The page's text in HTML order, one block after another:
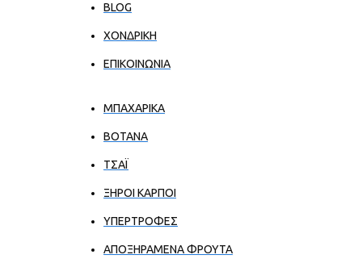
BLOG
ΧΟΝΔΡΙΚΉ
ΕΠΙΚΟΙΝΩΝΊΑ
ΜΠΑΧΑΡΙΚΑ
ΒΟΤΑΝΑ
ΤΣΑΪ
ΞΗΡΟΙ ΚΑΡΠΟΙ
ΥΠΕΡΤΡΟΦΕΣ
ΑΠΟΞΗΡΑΜΕΝΑ ΦΡΟΥΤΑ